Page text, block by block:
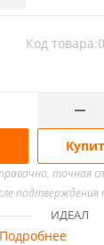
Код товара:
точная
ИДЕАЛ
Подробнее